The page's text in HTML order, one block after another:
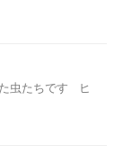
虫たちです ヒ